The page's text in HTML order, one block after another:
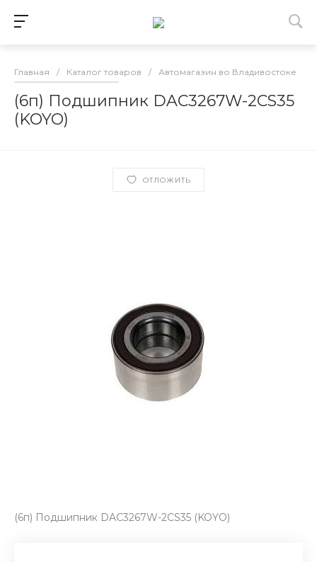
Главная / Каталог товаров / Автомагазин во Владивостоке
(6п) Подшипник DAC3267W-2CS35
(KOYO)
ОТЛОЖИТЬ
(6п) Подшипник DAC3267W-2CS35 (KOYO)